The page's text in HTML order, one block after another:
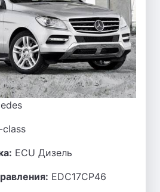
class
ECU Дизель
EDC17CP46